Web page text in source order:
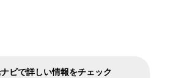
ビで詳しい情報をチェック